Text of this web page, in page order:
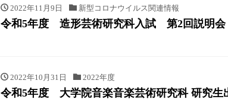
2022年11月9日 新型コロナウイルス関連情報
令和5年度 造形芸術研究科入試 第2回説明会
2022年10月31日 2022年度
令和5年度 大学院音楽音楽芸術研究科 研究生